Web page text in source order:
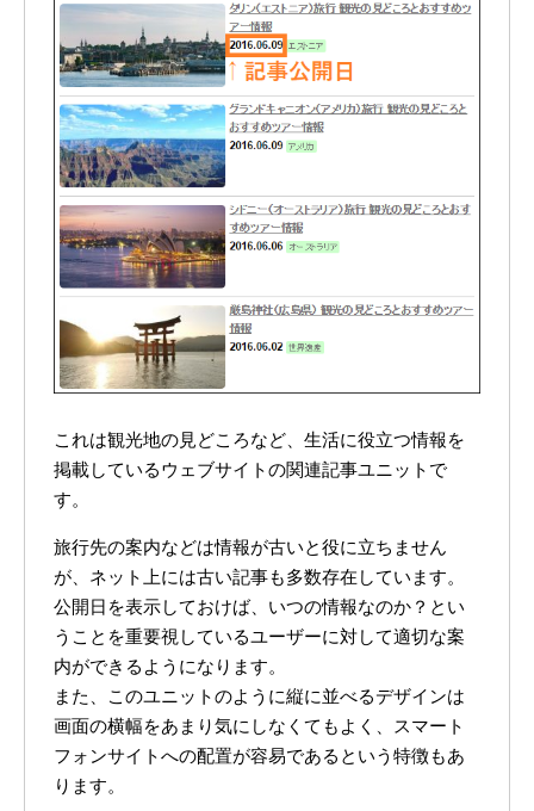
これは観光地の見どころなど、生活に役立つ情報を
掲載しているウェブサイトの関連記事ユニットで
す。
旅行先の案内などは情報が古いと役に立ちません
が、ネット上には古い記事も多数存在しています。
公開日を表示しておけば、いつの情報なのか？とい
うことを重要視しているユーザーに対して適切な案
内ができるようになります。
また、このユニットのように縦に並べるデザインは
画面の横幅をあまり気にしなくてもよく、スマート
フォンサイトへの配置が容易であるという特徴もあ
ります。